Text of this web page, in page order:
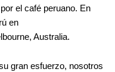
el café peruano. En
en
Australia.
gran esfuerzo, nosotros